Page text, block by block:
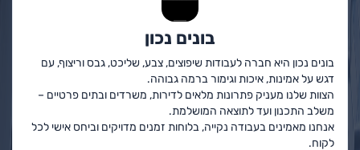
בונים נכון
בונים נכון היא חברה לעבודות שיפוצים, צבע, שליכט, גבס וריצוף, עם
דגש על אמינות, איכות וגימור ברמה גבוהה.
הצוות שלנו מעניק פתרונות מלאים לדירות, משרדים ובתים פרטיים –
משלב התכנון ועד לתוצאה המושלמת.
אנחנו מאמינים בעבודה נקייה, בלוחות זמנים מדויקים וביחס אישי לכל
לקוח.